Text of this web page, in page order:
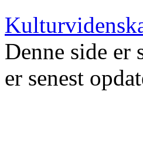
Denne side er
er senest